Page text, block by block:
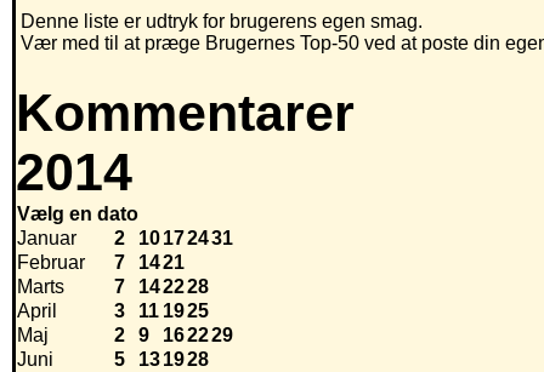
Denne liste er udtryk for brugerens egen smag.
Vær med til at præge Brugernes Top-50 ved at poste din
Kommentarer
2014
Vælg en dato
Januar
2 10172431
Februar
7 1421
Marts
7 142228
April
3 11 1925
Maj
2 9 162229
Juni
5 131928